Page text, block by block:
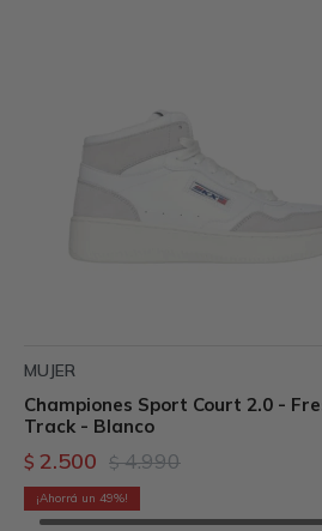
MUJER
Championes Sport Court 2.0 -
Track - Blanco
$ 2.500 $ 4.990
49